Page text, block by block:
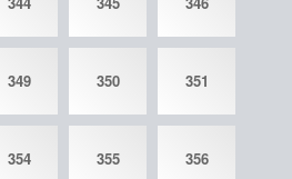
349 350 351
354 355 356